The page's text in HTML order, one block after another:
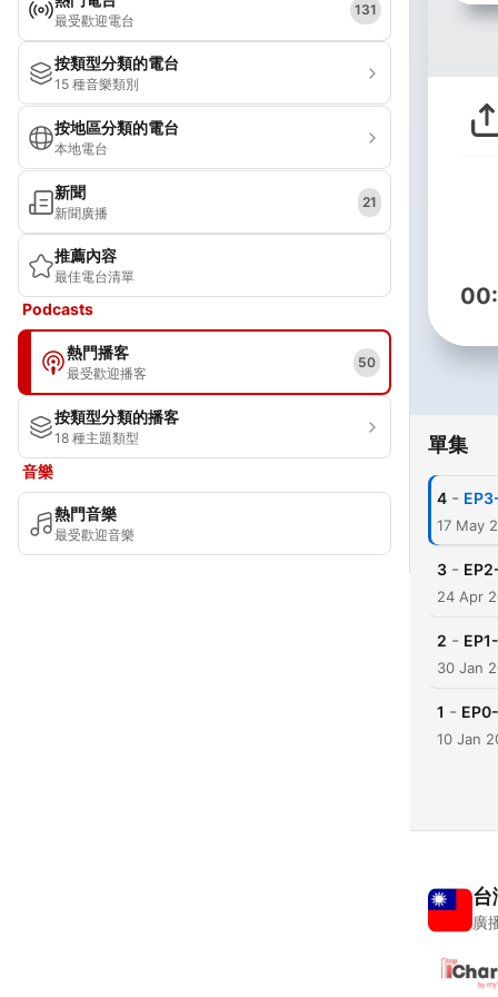
最受歡迎電台
131
按類型分類的電台
15 種音樂類別
按地區分類的電台
本地電台
新聞
新聞廣播
21
推薦內容
最佳電台清單
Podcasts
熱門播客
最受歡迎播客
50
按類型分類的播客
18 種主題類型
音樂
熱門音樂
最受歡迎音樂
單集
4 -
17 May
3 -
24 Apr
2 -
30 Jan
1 -
10 Jan
台
廣